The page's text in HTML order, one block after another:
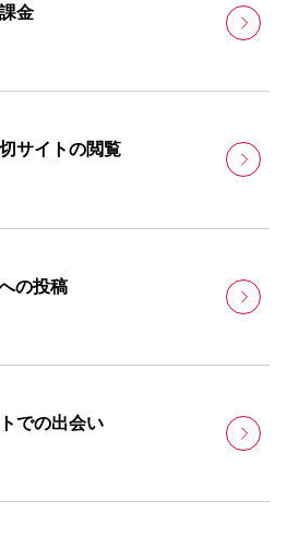
金
サイトの閲覧
の投稿
での出会い